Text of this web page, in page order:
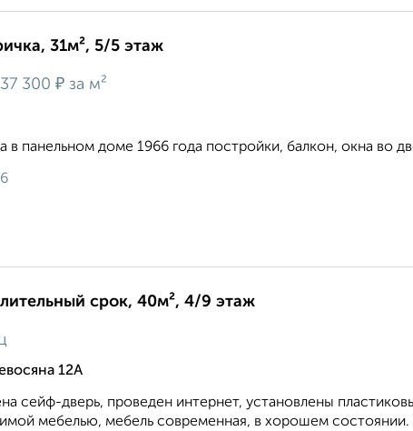
31м², 5/5 этаж
300 ₽ за м²
в панельном доме 1966 года постройки, балкон, окна во
срок, 40м², 4/9 этаж
12А
сейф-дверь, проведен интернет, установлены
мебелью, мебель современная, в хорошем состоянии.